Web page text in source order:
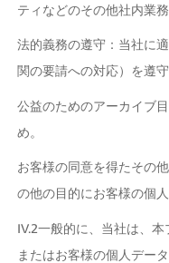
ティなどのその他社内業務
法的義務の遵守：当社に
関の要請への対応）を遵守
公益のためのアーカイブ
め。
お客様の同意を得たその
の他の目的にお客様の個
IV.2一般的に、当社は、本
またはお客様の個人デー